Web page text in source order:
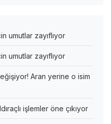
umutlar zayıflıyor
umutlar zayıflıyor
Aran yerine o isim
işlemler öne çıkıyor